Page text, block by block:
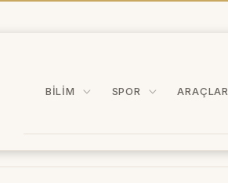
BILIM SPOR ARAÇLAR